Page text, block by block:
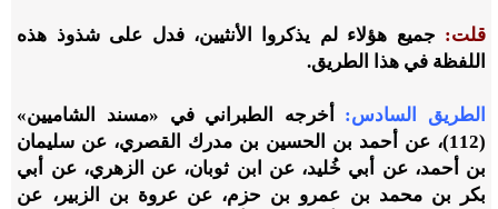
قلت: جميع هؤلاء لم يذكروا الأنثيين، فدل على شذوذ هذه
اللفظة في هذا الطريق.
الطريق السادس: أخرجه الطبراني في «مسند الشاميين»
(112)، عن أحمد بن الحسين بن مدرك القصري، عن سليمان
بن أحمد، عن أبي خُليد، عن ابن ثوبان، عن الزهري، عن أبي
بكر بن محمد بن عمرو بن حزم، عن عروة بن الزبير، عن